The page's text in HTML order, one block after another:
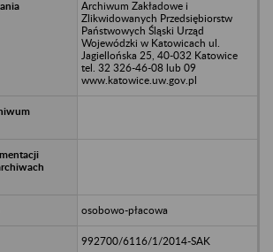
Archiwum Zakładowe i
Zlikwidowanych Przedsiębiorstw
Państwowych Śląski Urząd
Wojewódzki w Katowicach ul.
Jagiellońska 25, 40-032 Katowice
tel. 32 326-46-08 lub 09
www.katowice.uw.gov.pl
osobowo-płacowa
992700/6116/1/2014-SAK